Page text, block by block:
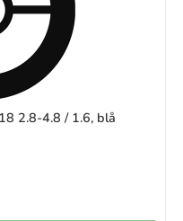
2.8-4.8 / 1.6, blå